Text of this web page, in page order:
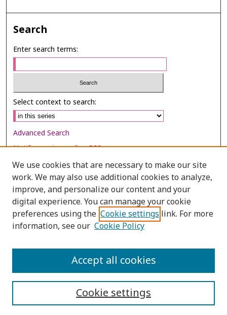
Search
Enter search terms:
Select context to search:
Advanced Search
Notify me via email orRSS
Browse
Collections
Disciplines
Authors
We use cookies that are necessary to make our site
work. We may also use additional cookies to analyze,
improve, and personalize our content and your
digital experience. You can manage your cookie
preferences using the Cookie settings link. For more
information, see our Cookie Policy
Cookie settings
Accept all cookies